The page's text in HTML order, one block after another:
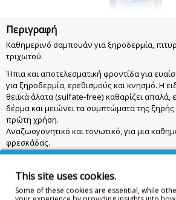
Περιγραφή
Καθημερινό σαμπουάν για ξηροδερμία,
τριχωτού.
Ήπια και αποτελεσματική φροντίδα για
για ξηροδερμία, ερεθισμούς και κνησμό. Η
θειϊκά άλατα (sulfate-free) καθαρίζει απαλά,
δέρμα και μειώνει τα συμπτώματα της
πρώτη χρήση.
Αναζωογονητικό και τονωτικό, για μια
φρεσκάδας.
Με άρωμα πράσινο τσάι & τζίντζερ.
μασάζ για να ενεργοποιηθεί η δράση του
απομακρυνθεί η πιτυρίδα. Αφήστε να δράσει
This site uses cookies.
Some of these cookies are essential, while